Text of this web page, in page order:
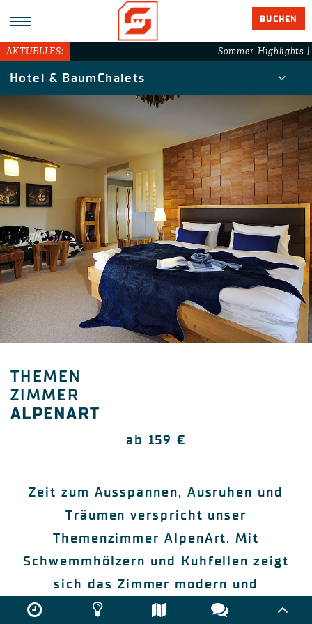
BUCHEN
Hotel & BaumChalets
THEMEN
ZIMMER
ALPENART
ab 159 €
Zeit zum Ausspannen, Ausruhen und
Träumen verspricht unser
Themenzimmer AlpenArt. Mit
Schwemmhölzern und Kuhfellen zeigt
sich das Zimmer modern und
ausgefallen, aber dennoch typisch alpin
AKTUELLES: Sommer-Highlights